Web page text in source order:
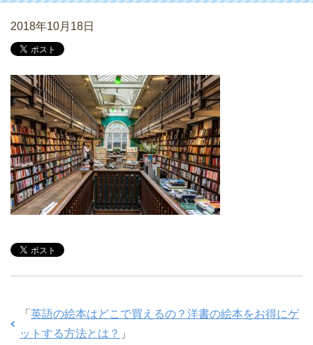
2018年10月18日
「 英語の絵本はどこで買えるの？洋書の絵本をお得にゲ
ットする方法とは？ 」